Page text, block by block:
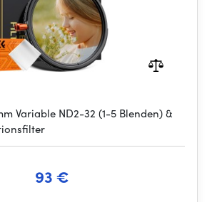
Variable ND2-32 (1-5 Blenden) &
93 €